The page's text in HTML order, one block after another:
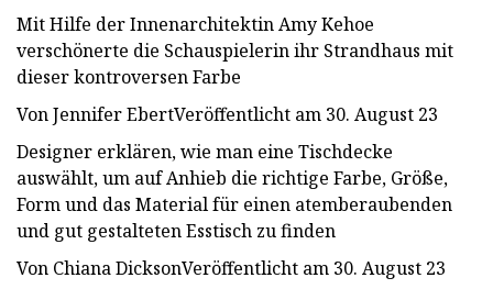
Mit Hilfe der Innenarchitektin Amy Kehoe
verschönerte die Schauspielerin ihr Strandhaus mit
dieser kontroversen Farbe
Von Jennifer EbertVeröffentlicht am 30. August 23
Designer erklären, wie man eine Tischdecke
auswählt, um auf Anhieb die richtige Farbe, Größe,
Form und das Material für einen atemberaubenden
und gut gestalteten Esstisch zu finden
Von Chiana DicksonVeröffentlicht am 30. August 23